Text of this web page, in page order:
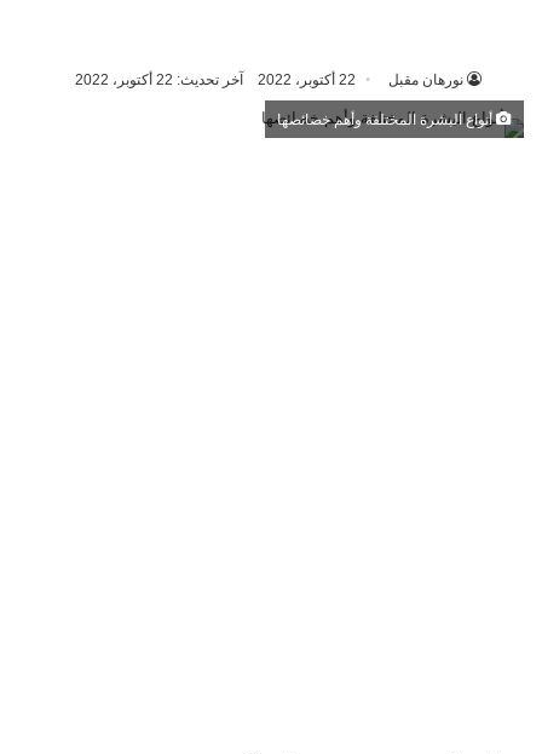
نورهان مقبل 22 أكتوبر، 2022 آخر تحديث: 22 أكتوبر، 2022
أنواع البشرة المختلفة وأهم خصائصها